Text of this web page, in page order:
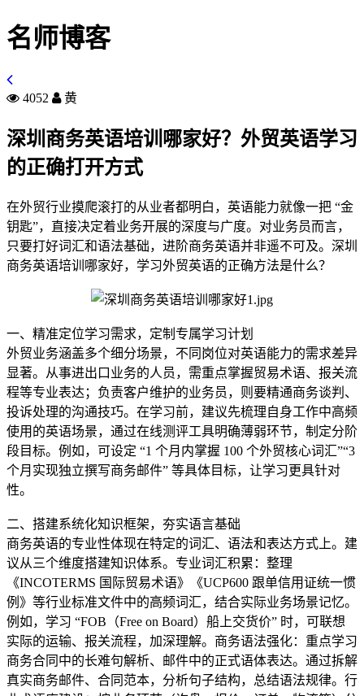
名师博客
4052 黄
深圳商务英语培训哪家好？外贸英语学习
的正确打开方式
在外贸行业摸爬滚打的从业者都明白，英语能力就像一把 “金
钥匙”，直接决定着业务开展的深度与广度。对业务员而言，
只要打好词汇和语法基础，进阶商务英语并非遥不可及。深圳
商务英语培训哪家好，学习外贸英语的正确方法是什么？
一、精准定位学习需求，定制专属学习计划
外贸业务涵盖多个细分场景，不同岗位对英语能力的需求差异
显著。从事进出口业务的人员，需重点掌握贸易术语、报关流
程等专业表达；负责客户维护的业务员，则要精通商务谈判、
投诉处理的沟通技巧。在学习前，建议先梳理自身工作中高频
使用的英语场景，通过在线测评工具明确薄弱环节，制定分阶
段目标。例如，可设定 “1 个月内掌握 100 个外贸核心词汇”“3
个月实现独立撰写商务邮件” 等具体目标，让学习更具针对
性。
二、搭建系统化知识框架，夯实语言基础
商务英语的专业性体现在特定的词汇、语法和表达方式上。建
议从三个维度搭建知识体系。专业词汇积累：整理
《INCOTERMS 国际贸易术语》《UCP600 跟单信用证统一惯
例》等行业标准文件中的高频词汇，结合实际业务场景记忆。
例如，学习 “FOB（Free on Board）船上交货价” 时，可联想
实际的运输、报关流程，加深理解。商务语法强化：重点学习
商务合同中的长难句解析、邮件中的正式语体表达。通过拆解
真实商务邮件、合同范本，分析句子结构，总结语法规律。行